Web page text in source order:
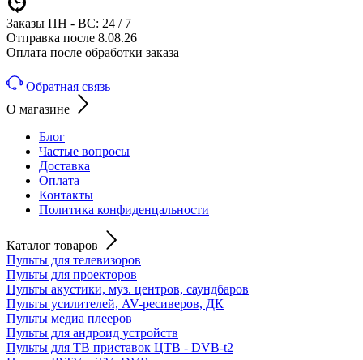
Заказы ПН - ВС: 24 / 7
Отправка после 8.08.26
Оплата после обработки заказа
Обратная связь
О магазине
Блог
Частые вопросы
Доставка
Оплата
Контакты
Политика конфиденцальности
Каталог товаров
Пульты для телевизоров
Пульты для проекторов
Пульты акустики, муз. центров, саундбаров
Пульты усилителей, AV-ресиверов, ДК
Пульты медиа плееров
Пульты для андроид устройств
Пульты для ТВ приставок ЦТВ - DVB-t2